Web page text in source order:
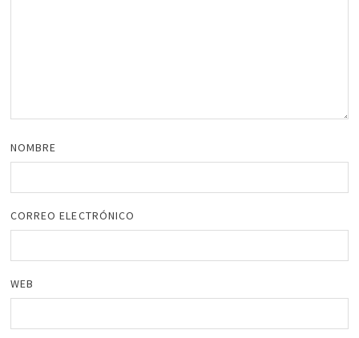
NOMBRE
CORREO ELECTRÓNICO
WEB